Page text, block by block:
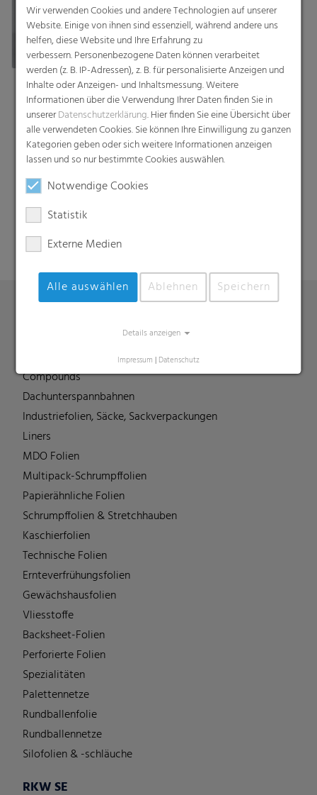
Suche
Wir verwenden Cookies und andere Technologien auf unserer
Website. Einige von ihnen sind essenziell, während andere uns
helfen, diese Website und Ihre Erfahrung zu
verbessern. Personenbezogene Daten können verarbeitet
werden (z. B. IP-Adressen), z. B. für personalisierte Anzeigen und
Inhalte oder Anzeigen- und Inhaltsmessung. Weitere
Informationen über die Verwendung Ihrer Daten finden Sie in
unsererDatenschutzerklärung. Hier finden Sie eine Übersicht über
alle verwendeten Cookies. Sie können Ihre Einwilligung zu ganzen
Kategorien geben oder sich weitere Informationen anzeigen
lassen und so nur bestimmte Cookies auswählen.
Notwendige Cookies
Statistik
Externe Medien
Alle auswählen Ablehnen Speichern
Details anzeigen
Impressum | Datenschutz
Compounds
Dachunterspannbahnen
Industriefolien, Säcke, Sackverpackungen
Liners
MDO Folien
Multipack-Schrumpffolien
Papierähnliche Folien
Schrumpffolien & Stretchhauben
Kaschierfolien
Technische Folien
Ernteverfrühungsfolien
Gewächshausfolien
Vliesstoffe
Backsheet-Folien
Perforierte Folien
Spezialitäten
Palettennetze
Rundballenfolie
Rundballennetze
Silofolien & -schläuche
RKW SE